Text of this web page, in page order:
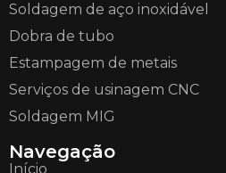
Soldagem de aço inoxidável
Dobra de tubo
Estampagem de metais
Serviços de usinagem CNC
Soldagem MIG
Navegação
Início